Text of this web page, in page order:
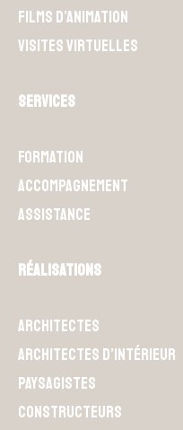
Films d’animation
Visites Virtuelles
Services
Formation
Accompagnement
Assistance
Réalisations
Architectes
Architectes d’intérieur
Paysagistes
Constructeurs